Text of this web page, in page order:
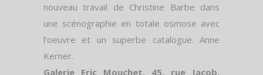
nouveau travail de Christine Barbe dans
une scénographie en totale osmose avec
l’oeuvre et un superbe catalogue. Anne
Kerner.
Galerie Eric Mouchet, 45, rue Jacob,